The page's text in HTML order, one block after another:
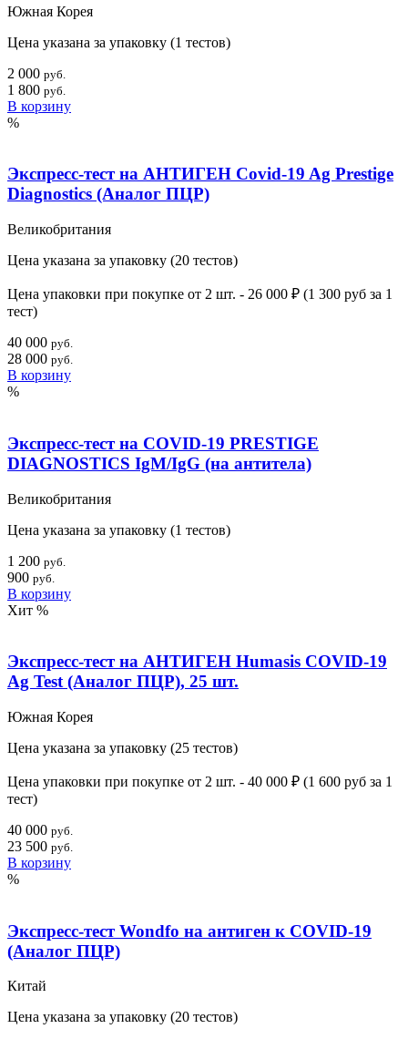
Южная Корея
Цена указана за упаковку (1 тестов)
2 000 руб.
1 800 руб.
В корзину
%
Экспресс-тест на АНТИГЕН Covid-19 Ag Prestige
Diagnostics (Аналог ПЦР)
Великобритания
Цена указана за упаковку (20 тестов)
Цена упаковки при покупке от 2 шт. - 26 000 ₽ (1 300 руб за 1
тест)
40 000 руб.
28 000 руб.
В корзину
%
Экспресс-тест на COVID-19 PRESTIGE
DIAGNOSTICS IgM/IgG (на антитела)
Великобритания
Цена указана за упаковку (1 тестов)
1 200 руб.
900 руб.
В корзину
Хит %
Экспресс-тест на АНТИГЕН Humasis COVID-19
Ag Test (Аналог ПЦР), 25 шт.
Южная Корея
Цена указана за упаковку (25 тестов)
Цена упаковки при покупке от 2 шт. - 40 000 ₽ (1 600 руб за 1
тест)
40 000 руб.
23 500 руб.
В корзину
%
Экспресс-тест Wondfo на антиген к COVID-19
(Аналог ПЦР)
Китай
Цена указана за упаковку (20 тестов)